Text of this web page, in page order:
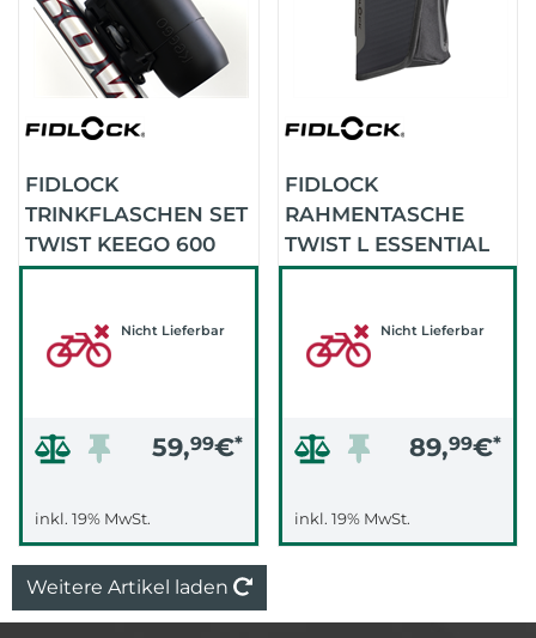
FIDLOCK
TRINKFLASCHEN SET
TWIST KEEGO 600
INKL. BIKE BASE
Nicht Lieferbar
59,99€*
inkl. 19% MwSt.
FIDLOCK
RAHMENTASCHE
TWIST L ESSENTIAL
BAG (SCHWARZ)
Nicht Lieferbar
89,99€*
inkl. 19% MwSt.
Weitere Artikel laden